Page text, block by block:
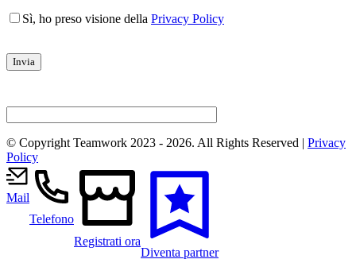
Sì, ho preso visione della Privacy Policy
© Copyright Teamwork 2023 - 2026. All Rights Reserved | Privacy
Policy
Mail
Telefono
Registrati ora
Diventa partner